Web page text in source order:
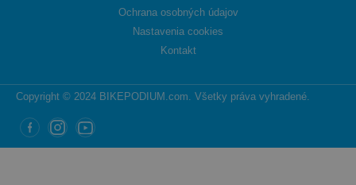
Ochrana osobných údajov
Nastavenia cookies
Kontakt
Copyright © 2024 BIKEPODIUM.com. Všetky práva vyhradené.